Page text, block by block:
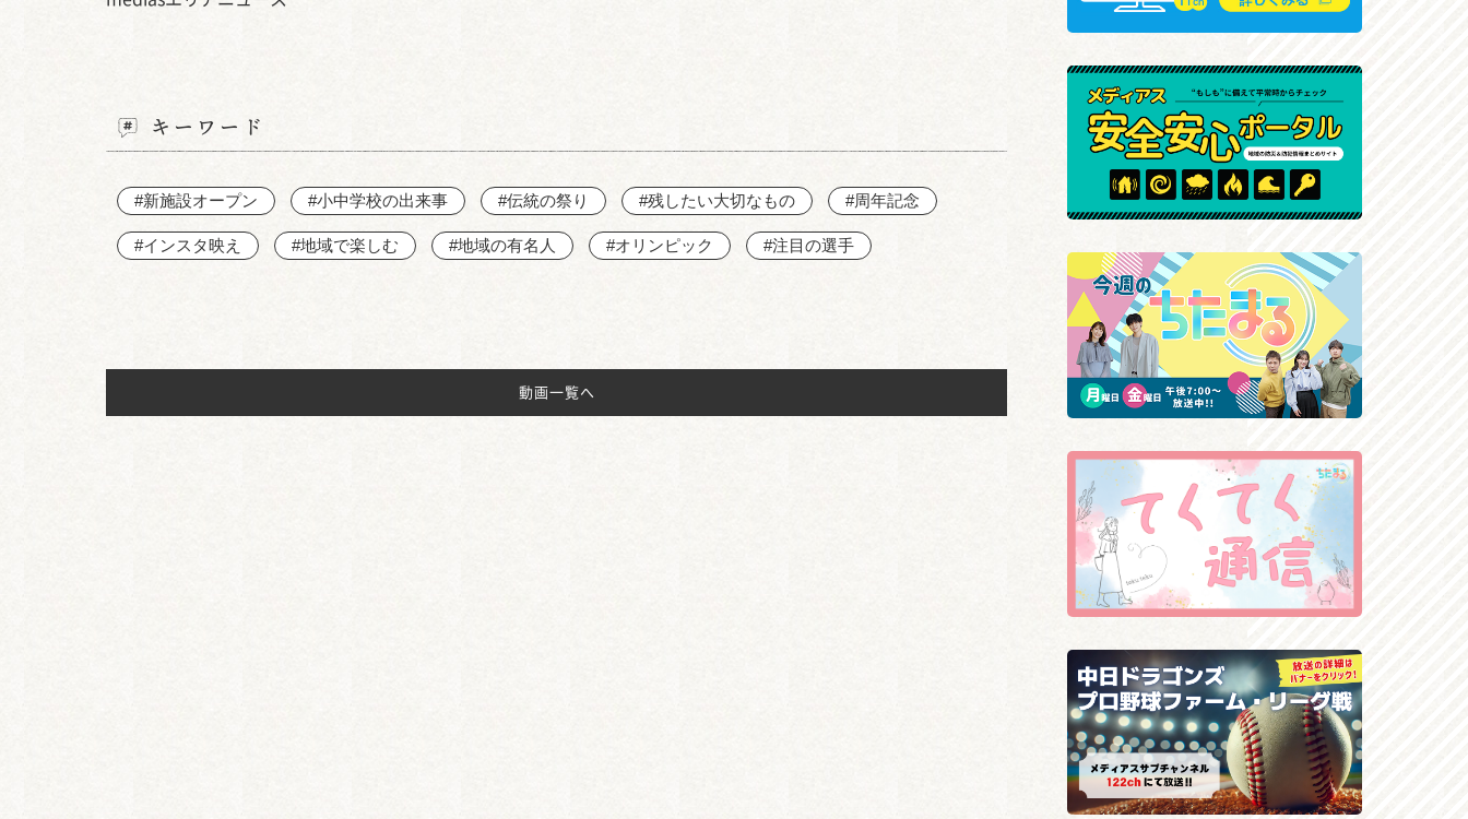
キーワード
#新施設オープン #小中学校の出来事 #伝統の祭り #残したい大切なもの #周年記念
#インスタ映え #地域で楽しむ #地域の有名人 #オリンピック #注目の選手
動画一覧へ